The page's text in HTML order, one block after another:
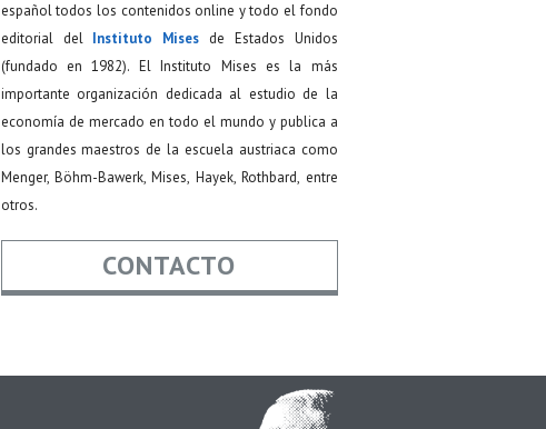
español todos los contenidos online y todo el fondo
editorial del Instituto Mises de Estados Unidos
(fundado en 1982). El Instituto Mises es la más
importante organización dedicada al estudio de la
economía de mercado en todo el mundo y publica a
los grandes maestros de la escuela austriaca como
Menger, Böhm-Bawerk, Mises, Hayek, Rothbard, entre
otros.
CONTACTO